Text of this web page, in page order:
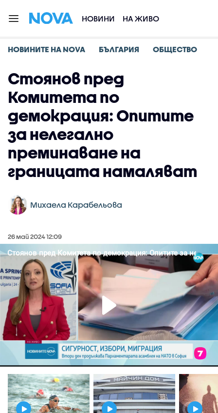
НОВИНИ НА ЖИВО
НОВИНИТЕ НА NOVA БЪЛГАРИЯ ОБЩЕСТВО
Стоянов пред
Комитета по
демокрация: Опитите
за нелегално
преминаване на
границата намаляват
Михаела Карабельова
26 май 2024 12:09